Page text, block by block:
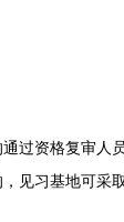
资格复审人
见习基地可采